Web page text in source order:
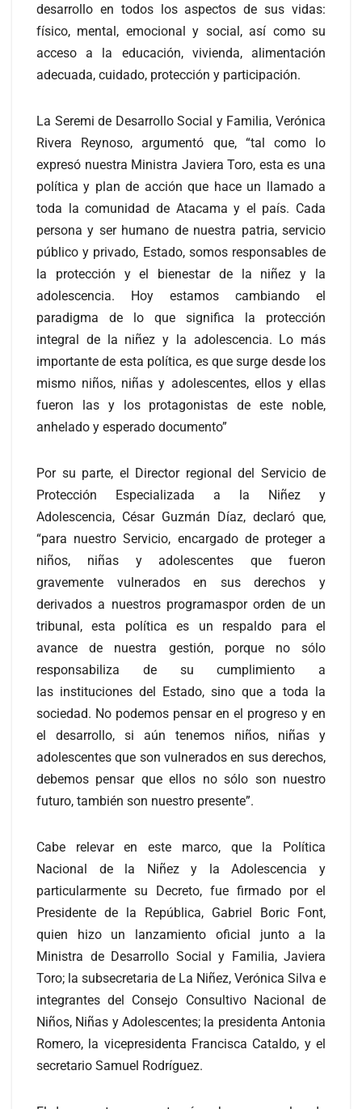
desarrollo en todos los aspectos de sus vidas:
físico, mental, emocional y social, así como su
acceso a la educación, vivienda, alimentación
adecuada, cuidado, protección y participación.
La Seremi de Desarrollo Social y Familia, Verónica
Rivera Reynoso, argumentó que, “tal como lo
expresó nuestra Ministra Javiera Toro, esta es una
política y plan de acción que hace un llamado a
toda la comunidad de Atacama y el país. Cada
persona y ser humano de nuestra patria, servicio
público y privado, Estado, somos responsables de
la protección y el bienestar de la niñez y la
adolescencia. Hoy estamos cambiando el
paradigma de lo que significa la protección
integral de la niñez y la adolescencia. Lo más
importante de esta política, es que surge desde los
mismo niños, niñas y adolescentes, ellos y ellas
fueron las y los protagonistas de este noble,
anhelado y esperado documento”
Por su parte, el Director regional del Servicio de
Protección Especializada a la Niñez y
Adolescencia, César Guzmán Díaz, declaró que,
“para nuestro Servicio, encargado de proteger a
niños, niñas y adolescentes que fueron
gravemente vulnerados en sus derechos y
derivados a nuestros programaspor orden de un
tribunal, esta política es un respaldo para el
avance de nuestra gestión, porque no sólo
responsabiliza de su cumplimiento a
las instituciones del Estado, sino que a toda la
sociedad. No podemos pensar en el progreso y en
el desarrollo, si aún tenemos niños, niñas y
adolescentes que son vulnerados en sus derechos,
debemos pensar que ellos no sólo son nuestro
futuro, también son nuestro presente”.
Cabe relevar en este marco, que la Política
Nacional de la Niñez y la Adolescencia y
particularmente su Decreto, fue firmado por el
Presidente de la República, Gabriel Boric Font,
quien hizo un lanzamiento oficial junto a la
Ministra de Desarrollo Social y Familia, Javiera
Toro; la subsecretaria de La Niñez, Verónica Silva e
integrantes del Consejo Consultivo Nacional de
Niños, Niñas y Adolescentes; la presidenta Antonia
Romero, la vicepresidenta Francisca Cataldo, y el
secretario Samuel Rodríguez.